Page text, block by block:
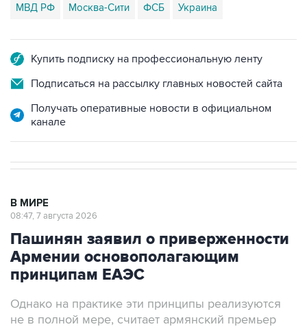
МВД РФ Москва-Сити ФСБ Украина
Купить подписку на профессиональную ленту
Подписаться на рассылку главных новостей сайта
Получать оперативные новости в официальном
канале
В МИРЕ
08:47, 7 августа 2026
Пашинян заявил о приверженности
Армении основополагающим
принципам ЕАЭС
Однако на практике эти принципы реализуются
не в полной мере, считает армянский премьер